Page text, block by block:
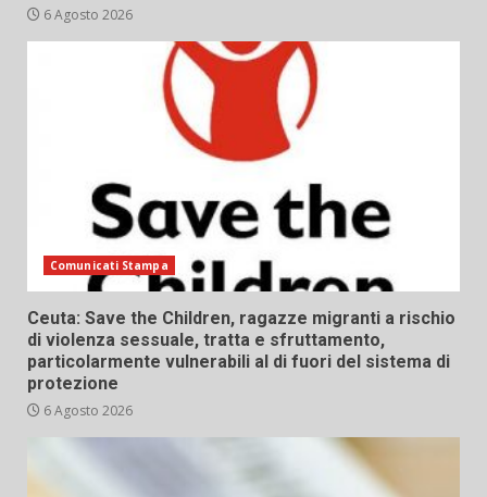
6 Agosto 2026
Comunicati Stampa
Ceuta: Save the Children, ragazze migranti a rischio
di violenza sessuale, tratta e sfruttamento,
particolarmente vulnerabili al di fuori del sistema di
protezione
6 Agosto 2026